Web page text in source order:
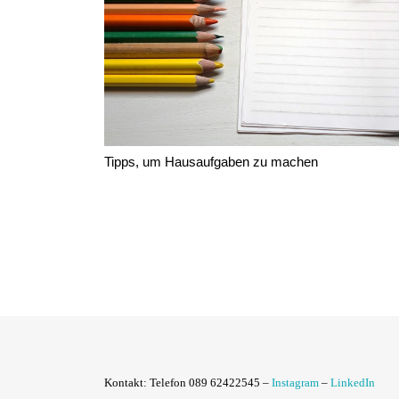
Tipps, um Hausaufgaben zu machen
Kontakt: Telefon 089 62422545 – Instagram – LinkedIn